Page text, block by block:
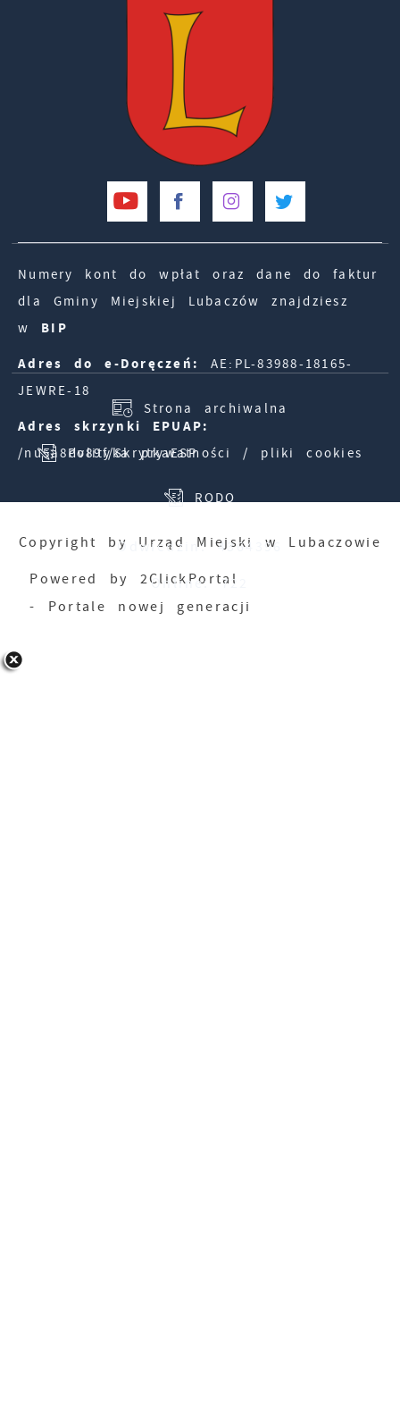
Numery kont do wpłat oraz dane do faktur
dla Gminy Miejskiej Lubaczów znajdziesz
w BIP
Adres do e-Doręczeń:
AE:PL-83988-18165-
JEWRE-18
Adres skrzynki EPUAP:
/nu5a8dv89f/SkrytkaESP
Strona archiwalna
Polityka prywatności / pliki cookies
RODO
Odwiedzin: 4364396
Online: 722
Copyright by Urząd Miejski w Lubaczowie
Powered by 2ClickPortal
- Portale nowej generacji